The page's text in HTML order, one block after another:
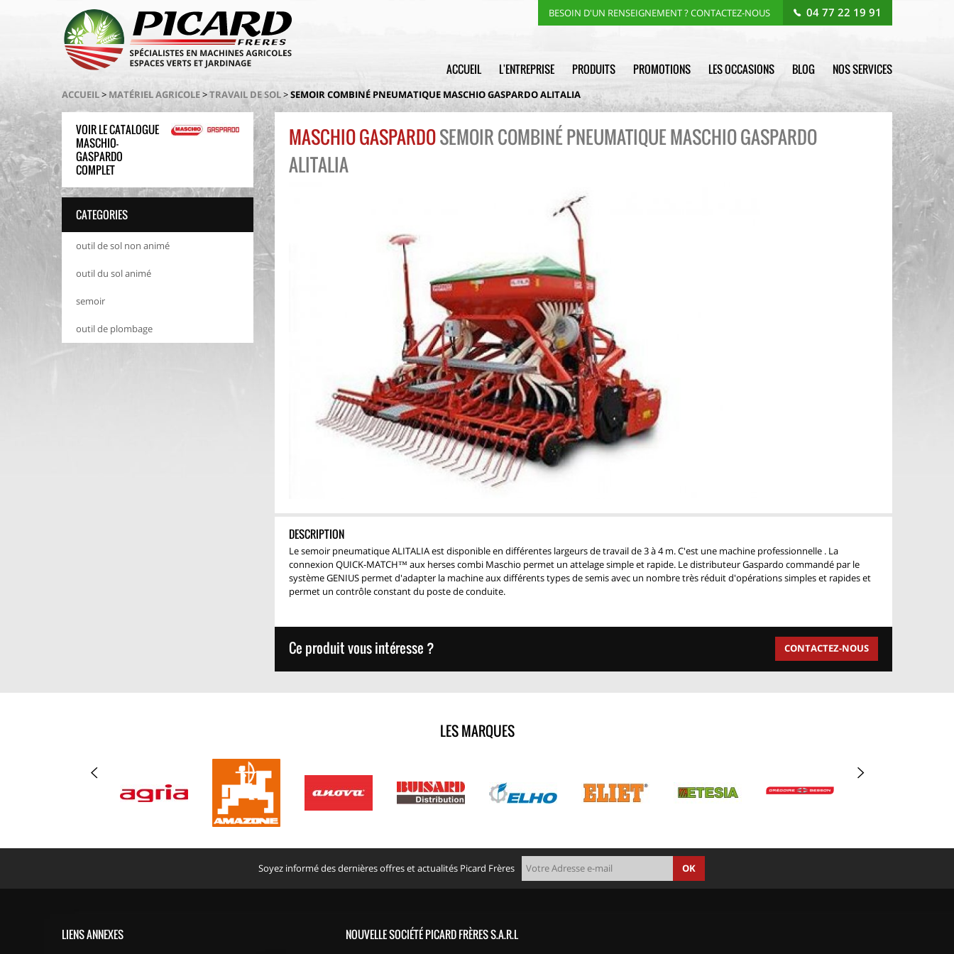
BESOIN D'UN RENSEIGNEMENT ? CONTACTEZ-NOUS 04 77 22 19 91
ACCUEIL L'ENTREPRISE PRODUITS PROMOTIONS LES OCCASIONS BLOG NOS SERVICES
ACCUEIL> MATÉRIEL AGRICOLE>TRAVAIL DE SOL>SEMOIR COMBINÉ PNEUMATIQUE MASCHIO GASPARDO ALITALIA
VOIR LE CATALOGUE
MASCHIO-
GASPARDO
COMPLET
CATEGORIES
outil de sol non animé
outil du sol animé
semoir
outil de plombage
MASCHIO GASPARDOSEMOIR COMBINÉ PNEUMATIQUE MASCHIO GASPARDO
ALITALIA
DESCRIPTION
Le semoir pneumatique ALITALIA est disponible en différentes largeurs de travail de 3 à 4 m. C'est une machine professionnelle . La
connexion QUICK-MATCH™ aux herses combi Maschio permet un attelage simple et rapide. Le distributeur Gaspardo commandé par le
système GENIUS permet d'adapter la machine aux différents types de semis avec un nombre très réduit d'opérations simples et rapides et
permet un contrôle constant du poste de conduite.
CONTACTEZ-NOUS
Ce produit vous intéresse ?
LES MARQUES
Soyez informé des dernières offres et actualités Picard Frères OK
LIENS ANNEXES NOUVELLE SOCIÉTÉ PICARD FRÈRES S.A.R.L